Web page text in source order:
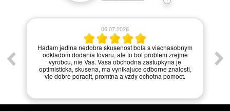
06.07.2026
Hadam jedina nedobra skusenost bola s viacnasobnym
odkladom dodania tovaru, ale to bol problem zrejme
vyrobcu, nie Vas. Vasa obchodna zastupkyna je
optimisticka, skusena, ma vynikajuce odborne znalosti,
vie dobre poradit, promtna a vzdy ochotna pomoct.